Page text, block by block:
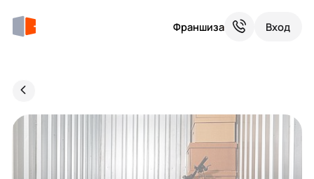
Франшиза Вход